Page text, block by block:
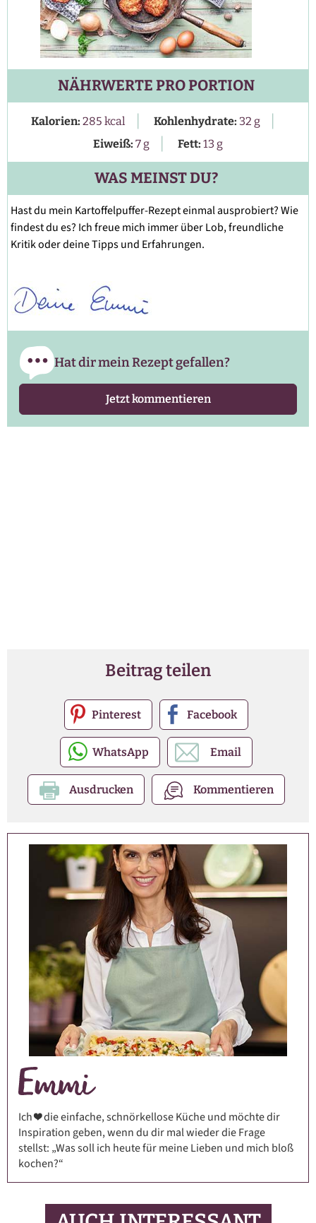
NÄHRWERTE PRO PORTION
Kalorien: 285 kcal | Kohlenhydrate: 32 g |
Eiweiß: 7g | Fett: 13 g
WAS MEINST DU?
Hast du mein Kartoffelpuffer-Rezept einmal ausprobiert? Wie
findest du es? Ich freue mich immer über Lob, freundliche
Kritik oder deine Tipps und Erfahrungen.
Hat dir mein Rezept gefallen?
Jetzt kommentieren
Beitrag teilen
Pinterest Facebook
WhatsApp Email
Ausdrucken Kommentieren
Ich ❤️ die einfache, schnörkellose Küche und möchte dir
Inspiration geben, wenn du dir mal wieder die Frage
stellst: „Was soll ich heute für meine Lieben und mich bloß
kochen?“